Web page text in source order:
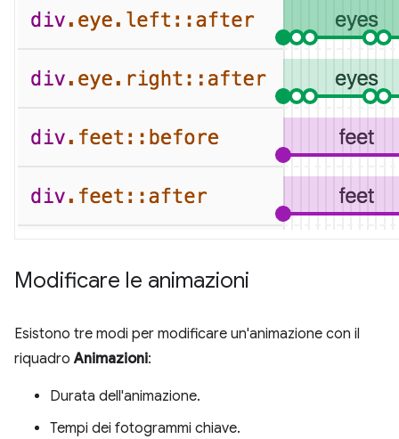
Modificare le animazioni
Esistono tre modi per modificare un'animazione con il
riquadroAnimazioni:
Durata dell'animazione.
Tempi dei fotogrammi chiave.